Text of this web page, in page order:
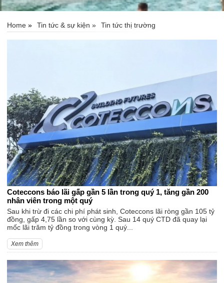
Home » Tin tức & sự kiện » Tin tức thị trường
Coteccons báo lãi gấp gần 5 lần trong quý 1, tăng gần 200
nhân viên trong một quý
Sau khi trừ đi các chi phí phát sinh, Coteccons lãi ròng gần 105 tỷ
đồng, gấp 4,75 lần so với cùng kỳ. Sau 14 quý CTD đã quay lại
mốc lãi trăm tỷ đồng trong vòng 1 quý...
Xem thêm